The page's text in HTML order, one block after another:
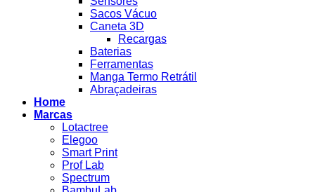
Sacos Vácuo
Caneta 3D
Recargas
Baterias
Ferramentas
Manga Termo Retrátil
Abraçadeiras
Home
Marcas
Lotactree
Elegoo
Smart Print
Prof Lab
Spectrum